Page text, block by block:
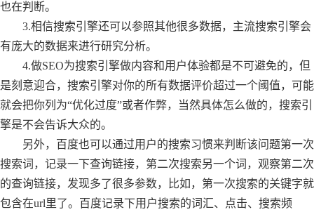
也在判断。
3.相信搜索引擎还可以参照其他很多数据，主流搜索引擎会
有庞大的数据来进行研究分析。
4.做SEO为搜索引擎做内容和用户体验都是不可避免的，但
是刻意迎合，搜索引擎对你的所有数据评价超过一个阈值，可能
就会把你列为“优化过度”或者作弊，当然具体怎么做的，搜索引
擎是不会告诉大众的。
另外，百度也可以通过用户的搜索习惯来判断该问题第一次
搜索词，记录一下查询链接，第二次搜索另一个词，观察第二次
的查询链接，发现多了很多参数，比如，第一次搜索的关键字就
包含在url里了。百度记录下用户搜索的词汇、点击、搜索频